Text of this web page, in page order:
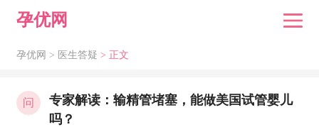
孕优网
孕优网 > 医生答疑 > 正文
问
专家解读：输精管堵塞，能做美国试管婴儿
吗？